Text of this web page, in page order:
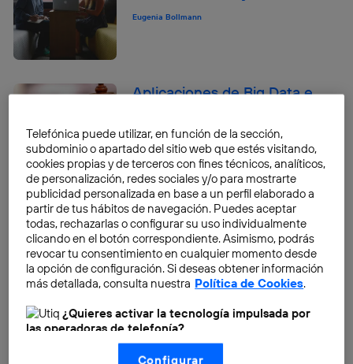
Eugenia Bollmann
Aplicaciones de Big Data e
industria de la moda
Eugenia Bollmann
4 predicciones para 2019
Eugenia Bollmann
Cómo los drones están
Inteligencia Artificial
Eugenia Bollmann
Telefónica puede utilizar, en función de la sección,
subdominio o apartado del sitio web que estés visitando,
cookies propias y de terceros con fines técnicos, analíticos,
de personalización, redes sociales y/o para mostrarte
publicidad personalizada en base a un perfil elaborado a
partir de tus hábitos de navegación. Puedes aceptar
todas, rechazarlas o configurar su uso individualmente
clicando en el botón correspondiente. Asimismo, podrás
revocar tu consentimiento en cualquier momento desde
la opción de configuración. Si deseas obtener información
más detallada, consulta nuestra Política de Cookies.
¿Quieres activar la tecnología impulsada por
las operadoras de telefonía?
Nosotros, Telefónica S.A., utilizamos la tecnología Utiq para
Configurar